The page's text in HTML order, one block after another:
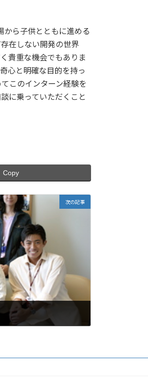
から子供とともに進める
在しない開発の世界
貴重な機会でもありま
心と明確な目的を持っ
このインターン経験を
に乗っていただくこと
Copy
次の記事